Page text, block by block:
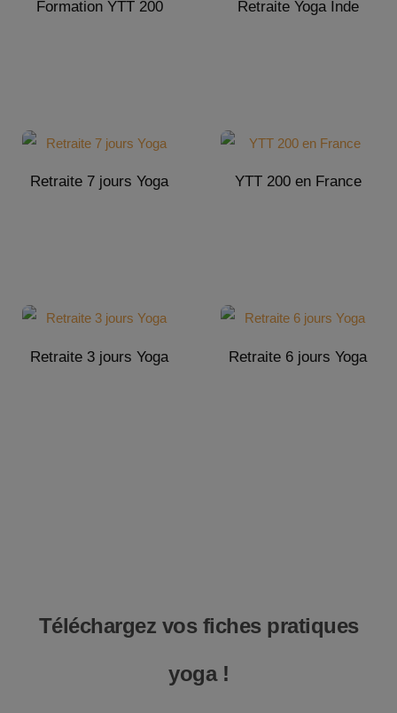
Formation YTT 200 Retraite Yoga Inde
Retraite 7 jours Yoga YTT 200 en France
Retraite 3 jours Yoga Retraite 6 jours Yoga
Téléchargez vos fiches pratiques
yoga !